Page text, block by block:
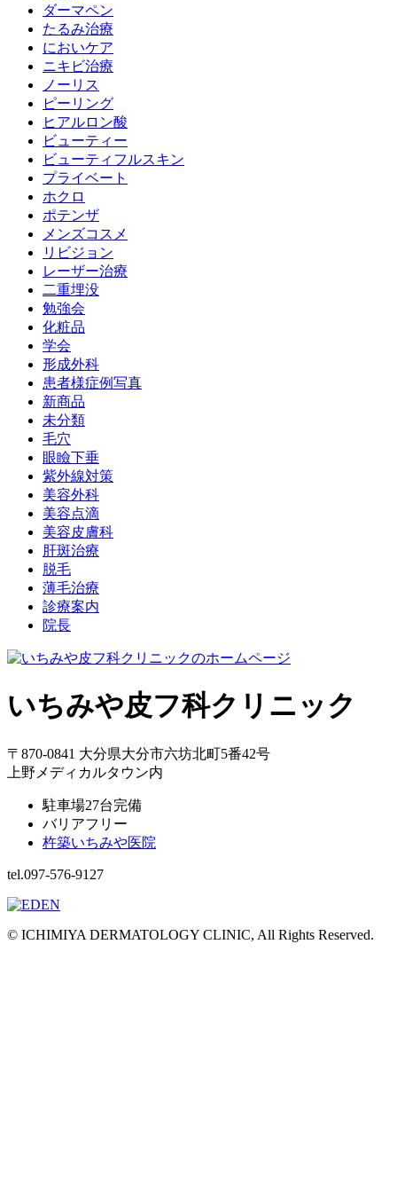
ダーマペン
たるみ治療
においケア
ニキビ治療
ノーリス
ピーリング
ヒアルロン酸
ビューティー
ビューティフルスキン
プライベート
ホクロ
ポテンザ
メンズコスメ
リビジョン
レーザー治療
二重埋没
勉強会
化粧品
学会
形成外科
患者様症例写真
新商品
未分類
毛穴
眼瞼下垂
紫外線対策
美容外科
美容点滴
美容皮膚科
肝斑治療
脱毛
薄毛治療
診療案内
院長
いちみや皮フ科クリニック
〒870-0841 大分県大分市六坊北町5番42号
上野メディカルタウン内
駐車場27台完備
バリアフリー
杵築いちみや医院
tel.097-576-9127
© ICHIMIYA DERMATOLOGY CLINIC, All Rights Reserved.